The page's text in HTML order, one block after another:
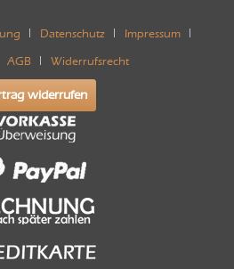
Datenschutz Impressum
AGB Widerrufsrecht
widerrufen